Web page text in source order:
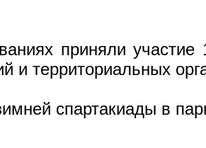
приняли
и территориальных
спартакиады в